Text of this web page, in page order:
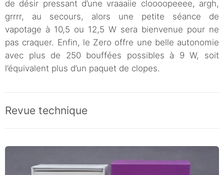
de désir pressant d’une vraaaiie cloooopeeee, argh,
grrrr, au secours, alors une petite séance de
vapotage à 10,5 ou 12,5 W sera bienvenue pour ne
pas craquer. Enfin, le Zero offre une belle autonomie
avec plus de 250 bouffées possibles à 9 W, soit
l’équivalent plus d’un paquet de clopes.
Revue technique